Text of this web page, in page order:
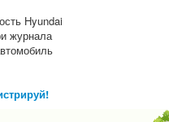
Hyundai
журнала